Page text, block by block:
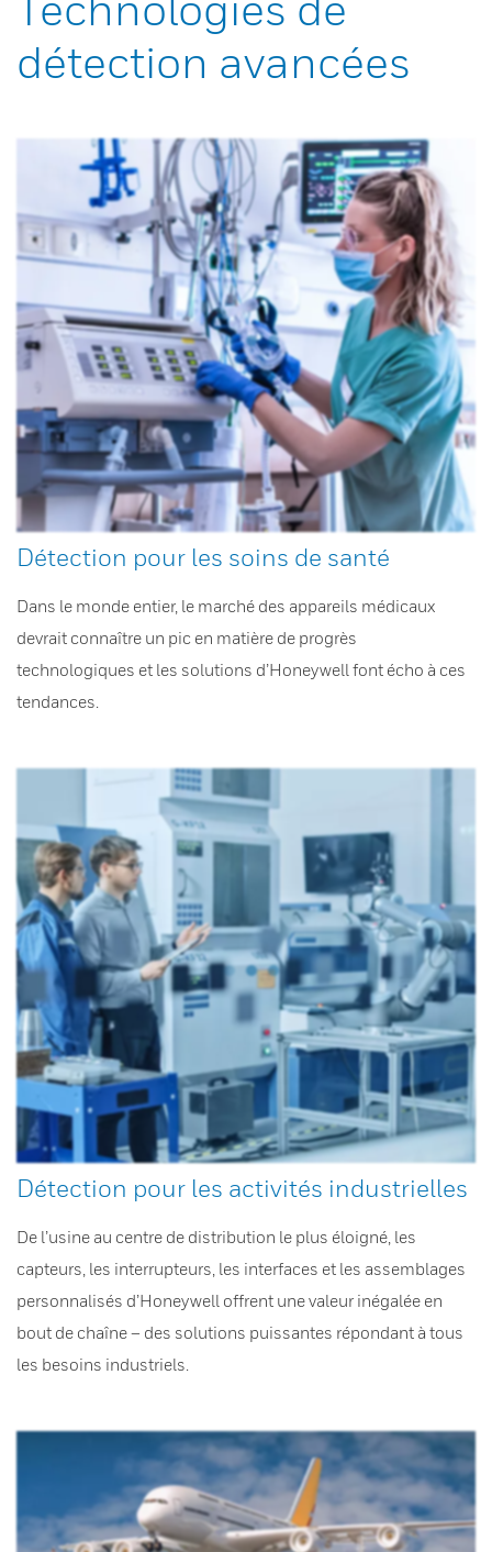
détection avancées
Détection pour les soins de santé
Dans le monde entier, le marché des appareils médicaux
devrait connaître un pic en matière de progrès
technologiques et les solutions d’Honeywell font écho à ces
tendances.
Détection pour les activités industrielles
De l’usine au centre de distribution le plus éloigné, les
capteurs, les interrupteurs, les interfaces et les assemblages
personnalisés d’Honeywell offrent une valeur inégalée en
bout de chaîne – des solutions puissantes répondant à tous
les besoins industriels.